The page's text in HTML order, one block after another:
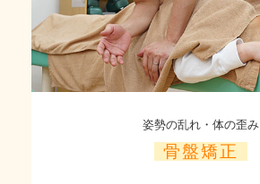
姿勢の乱れ・体の歪み
骨盤矯正